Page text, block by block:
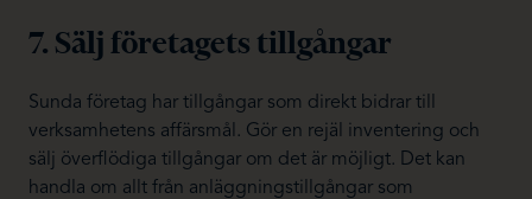
7. Sälj företagets tillgångar
Sunda företag har tillgångar som direkt bidrar till
verksamhetens affärsmål. Gör en rejäl inventering och
sälj överflödiga tillgångar om det är möjligt. Det kan
handla om allt från anläggningstillgångar som